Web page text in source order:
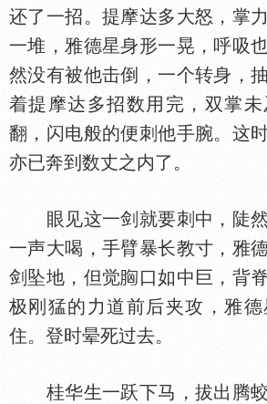
还了一招。提摩达多大怒，掌
一堆，雅德星身形一晃，呼吸
然没有被他击倒，一个转身，
着提摩达多招数用完，双掌
翻，闪电般的便刺他手腕。这
亦已奔到数丈之内了。
眼见这一剑就要刺中，陡然
一声大喝，手臂暴长教寸，雅
剑坠地，但觉
口如中巨，背
极刚猛的力道前后夹攻，雅
住。登时晕死过去。
桂华生一跃下马，拔出腾蛟